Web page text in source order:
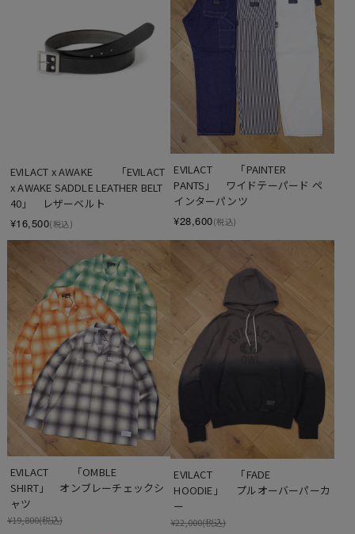
EVILACT x AWAKE 　　「EVILACT
x AWAKE SADDLE LEATHER BELT
40」　レザーベルト
¥16,500(税込)
EVILACT 　　「PAINTER
PANTS」　ワイドテーパード ペ
インターパンツ
¥28,600(税込)
EVILACT 　　「OMBLE
SHIRT」　オンブレーチェックシ
ャツ
¥19,800(税込)
EVILACT 　　「FADE
HOODIE」　 プルオーバーパーカ
ー
¥22,000(税込)